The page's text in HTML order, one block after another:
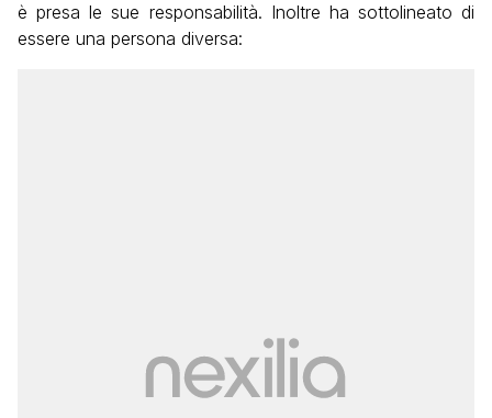
è presa le sue responsabilità. Inoltre ha sottolineato di
essere una persona diversa: